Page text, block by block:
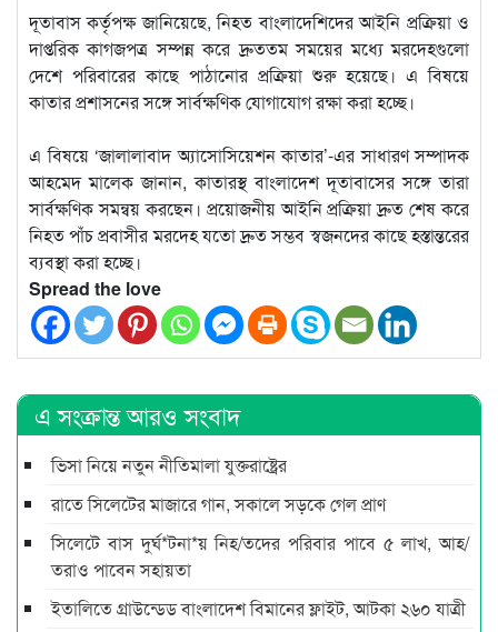
দূতাবাস কর্তৃপক্ষ জানিয়েছে, নিহত বাংলাদেশিদের আইনি প্রক্রিয়া ও
দাপ্তরিক কাগজপত্র সম্পন্ন করে দ্রুততম সময়ের মধ্যে মরদেহগুলো
দেশে পরিবারের কাছে পাঠানোর প্রক্রিয়া শুরু হয়েছে। এ বিষয়ে
কাতার প্রশাসনের সঙ্গে সার্বক্ষণিক যোগাযোগ রক্ষা করা হচ্ছে।
এ বিষয়ে ‘জালালাবাদ অ্যাসোসিয়েশন কাতার’-এর সাধারণ সম্পাদক
আহমেদ মালেক জানান, কাতারস্থ বাংলাদেশ দূতাবাসের সঙ্গে তারা
সার্বক্ষণিক সমন্বয় করছেন। প্রয়োজনীয় আইনি প্রক্রিয়া দ্রুত শেষ করে
নিহত পাঁচ প্রবাসীর মরদেহ যতো দ্রুত সম্ভব স্বজনদের কাছে হস্তান্তরের
ব্যবস্থা করা হচ্ছে।
Spread the love
এ সংক্রান্ত আরও সংবাদ
ভিসা নিয়ে নতুন নীতিমালা যুক্তরাষ্ট্রের
রাতে সিলেটের মাজারে গান, সকালে সড়কে গেল প্রাণ
সিলেটে বাস দুর্ঘ*টনা*য় নিহ/তদের পরিবার পাবে ৫ লাখ, আহ/
তরাও পাবেন সহায়তা
ইতালিতে গ্রাউন্ডেড বাংলাদেশ বিমানের ফ্লাইট, আটকা ২৬০ যাত্রী